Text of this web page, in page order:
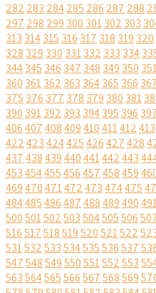
282 283 284285 286 287 288
297 298 299 300 301302 303
313 314315 316 317 318 319 320
328 329 330 331332 333 334
344345 346 347 348 349 350
360 361362 363 364365 366
375 376 377 378 379 380 381
390 391392 393 394395 396
406407408409410411412413
422423424425426427428
437438439440441442443
453454455456457458459
469470471472473474475
484485486487488489490
500501502503504505506
516517518519520521522
531532533534535536537
547548549550551552553
563564565566567568569